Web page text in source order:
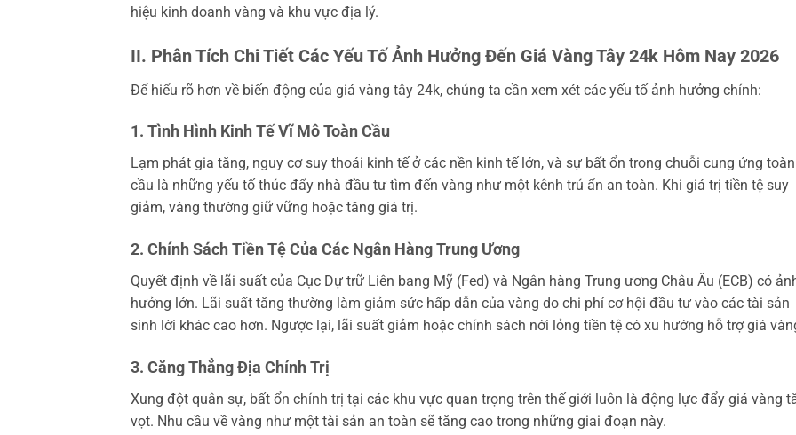
hiệu kinh doanh vàng và khu vực địa lý.
II. Phân Tích Chi Tiết Các Yếu Tố Ảnh Hưởng Đến Giá Vàng Tây 24k Hôm Nay 2026
Để hiểu rõ hơn về biến động của giá vàng tây 24k, chúng ta cần xem xét các yếu tố ảnh hưởng chính:
1. Tình Hình Kinh Tế Vĩ Mô Toàn Cầu
Lạm phát gia tăng, nguy cơ suy thoái kinh tế ở các nền kinh tế lớn, và sự bất ổn trong chuỗi cung ứng toàn
cầu là những yếu tố thúc đẩy nhà đầu tư tìm đến vàng như một kênh trú ẩn an toàn. Khi giá trị tiền tệ suy
giảm, vàng thường giữ vững hoặc tăng giá trị.
2. Chính Sách Tiền Tệ Của Các Ngân Hàng Trung Ương
Quyết định về lãi suất của Cục Dự trữ Liên bang Mỹ (Fed) và Ngân hàng Trung ương Châu Âu (ECB) có
hưởng lớn. Lãi suất tăng thường làm giảm sức hấp dẫn của vàng do chi phí cơ hội đầu tư vào các tài sản
sinh lời khác cao hơn. Ngược lại, lãi suất giảm hoặc chính sách nới lỏng tiền tệ có xu hướng hỗ trợ giá
3. Căng Thẳng Địa Chính Trị
Xung đột quân sự, bất ổn chính trị tại các khu vực quan trọng trên thế giới luôn là động lực đẩy giá vàng
vọt. Nhu cầu về vàng như một tài sản an toàn sẽ tăng cao trong những giai đoạn này.